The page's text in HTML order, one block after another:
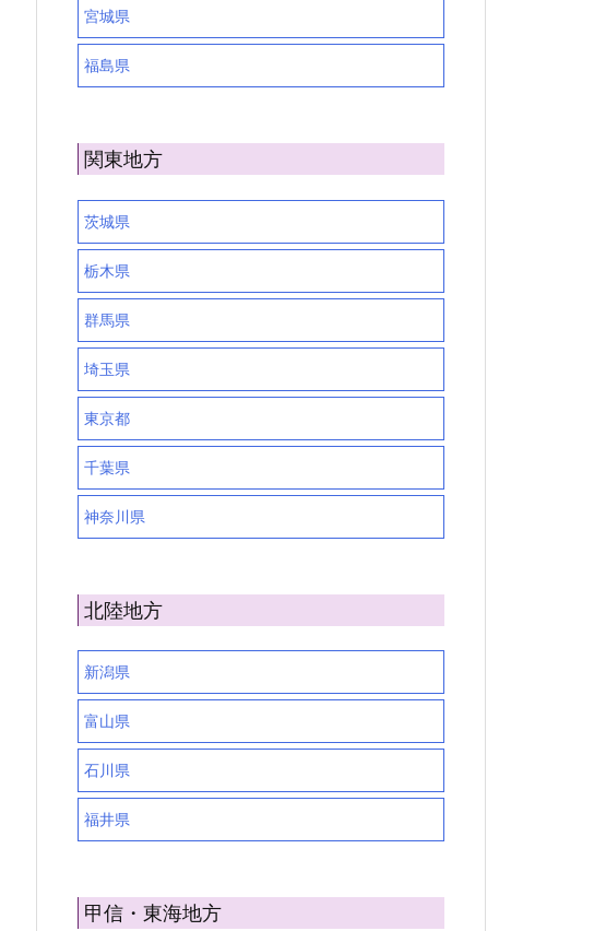
宮城県
福島県
関東地方
茨城県
栃木県
群馬県
埼玉県
東京都
千葉県
神奈川県
北陸地方
新潟県
富山県
石川県
福井県
甲信・東海地方